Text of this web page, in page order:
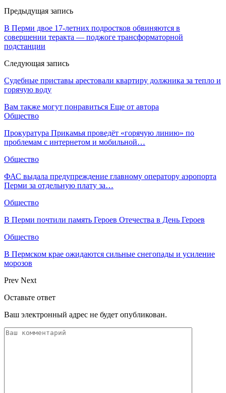
Предыдущая запись
В Перми двое 17-летних подростков обвиняются в
совершении теракта — поджоге трансформаторной
подстанции
Следующая запись
Судебные приставы арестовали квартиру должника за тепло и
горячую воду
Вам также могут понравиться Еще от автора
Общество
Прокуратура Прикамья проведёт «горячую линию» по
проблемам с интернетом и мобильной…
Общество
ФАС выдала предупреждение главному оператору аэропорта
Перми за отдельную плату за…
Общество
В Перми почтили память Героев Отечества в День Героев
Общество
В Пермском крае ожидаются сильные снегопады и усиление
морозов
Prev Next
Оставьте ответ
Ваш электронный адрес не будет опубликован.